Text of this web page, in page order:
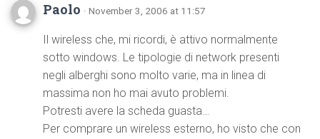
Paolo · November 3, 2006 at 11:57
Il wireless che, mi ricordi, è attivo normalmente
sotto windows. Le tipologie di network presenti
negli alberghi sono molto varie, ma in linea di
massima non ho mai avuto problemi.
Potresti avere la scheda guasta…
Per comprare un wireless esterno, ho visto che con